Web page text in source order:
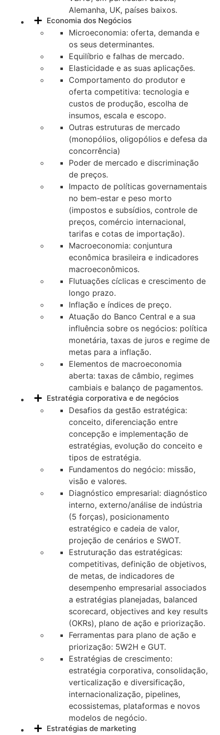
Alemanha, UK, países baixos.
Economia dos Negócios
Microeconomia: oferta, demanda e
os seus determinantes.
Equilíbrio e falhas de mercado.
Elasticidade e as suas aplicações.
Comportamento do produtor e
oferta competitiva: tecnologia e
custos de produção, escolha de
insumos, escala e escopo.
Outras estruturas de mercado
(monopólios, oligopólios e defesa da
concorrência)
Poder de mercado e discriminação
de preços.
Impacto de políticas governamentais
no bem-estar e peso morto
(impostos e subsídios, controle de
preços, comércio internacional,
tarifas e cotas de importação).
Macroeconomia: conjuntura
econômica brasileira e indicadores
macroeconômicos.
Flutuações cíclicas e crescimento de
longo prazo.
Inflação e índices de preço.
Atuação do Banco Central e a sua
influência sobre os negócios: política
monetária, taxas de juros e regime de
metas para a inflação.
Elementos de macroeconomia
aberta: taxas de câmbio, regimes
cambiais e balanço de pagamentos.
Estratégia corporativa e de negócios
Desafios da gestão estratégica:
conceito, diferenciação entre
concepção e implementação de
estratégias, evolução do conceito e
tipos de estratégia.
Fundamentos do negócio: missão,
visão e valores.
Diagnóstico empresarial: diagnóstico
interno, externo/análise de indústria
(5 forças), posicionamento
estratégico e cadeia de valor,
projeção de cenários e SWOT.
Estruturação das estratégicas:
competitivas, definição de objetivos,
de metas, de indicadores de
desempenho empresarial associados
a estratégias planejadas, balanced
scorecard, objectives and key results
(OKRs), plano de ação e priorização.
Ferramentas para plano de ação e
priorização: 5W2H e GUT.
Estratégias de crescimento:
estratégia corporativa, consolidação,
verticalização e diversificação,
internacionalização, pipelines,
ecossistemas, plataformas e novos
modelos de negócio.
Estratégias de marketing